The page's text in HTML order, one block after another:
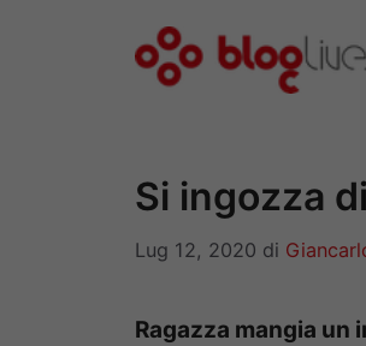
Si ingozza
Lug 12, 2020 di
Ragazza mangia un